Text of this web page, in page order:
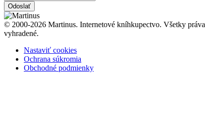
Odoslať
© 2000-2026 Martinus. Internetové kníhkupectvo. Všetky práva
vyhradené.
Nastaviť cookies
Ochrana súkromia
Obchodné podmienky